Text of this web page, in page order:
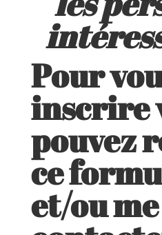
Pour
inscrire
pouvez
ce
et/ou me